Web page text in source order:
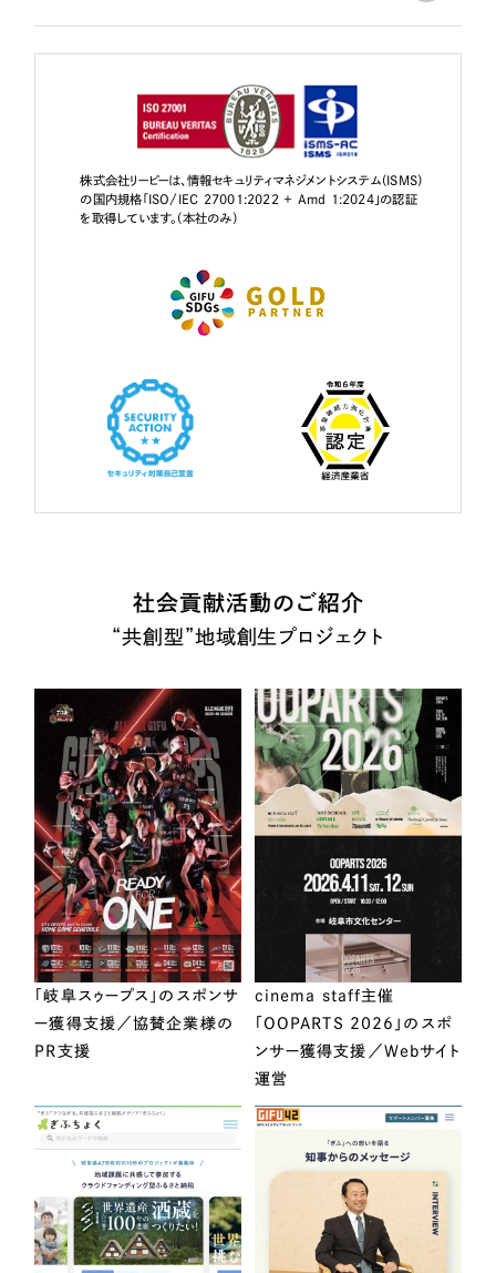
株式会社リーピーは、情報セキュリティマネジメントシステム（ISMS）
の国内規格「ISO/IEC 27001:2022 + Amd 1:2024」の認証
を取得しています。（本社のみ）
社会貢献活動のご紹介
“共創型”地域創生プロジェクト
「岐阜スゥープス」のスポンサ
ー獲得支援／協賛企業様の
PR支援
cinema staff主催
「OOPARTS 2026」のスポ
ンサー獲得支援／Webサイト
運営